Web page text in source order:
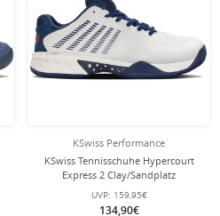
KSwiss Performance
KSwiss Tennisschuhe Hypercourt
Express 2 Clay/Sandplatz
weiss/blau/rot Herren
UVP: 159,95€
134,90€